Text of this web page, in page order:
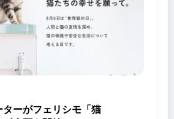
ターがフェリシモ「猫